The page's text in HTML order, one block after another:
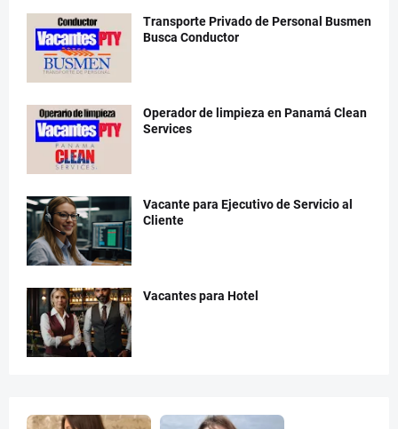
Transporte Privado de Personal Busmen
Busca Conductor
Operador de limpieza en Panamá Clean
Services
Vacante para Ejecutivo de Servicio al
Cliente
Vacantes para Hotel